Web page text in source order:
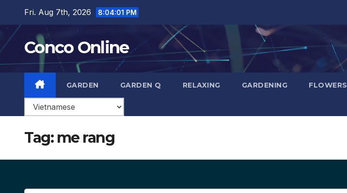
content
Fri. Aug 7th, 2026 8:04:02 PM
Conco Online
GARDEN GARDEN Q RELAXING GARDENING FLOWERS
Tag: me rang